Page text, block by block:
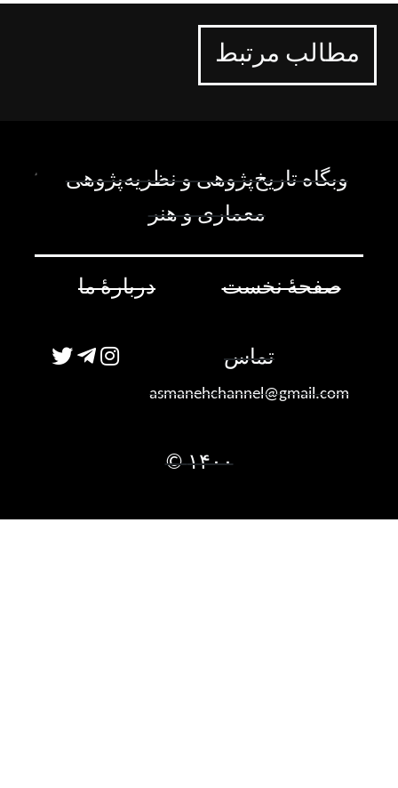
مطالب مرتبط
وبگاه تاریخ‌پژوهی و نظریه‌پژوهی
معماری و هنر
صفحۀ نخست دربارۀ ما
تماس
asmanehchannel@gmail.com
۱۴۰۰ ©